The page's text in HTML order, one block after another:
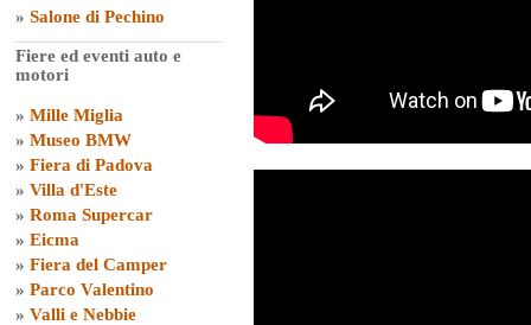
» Salone di Pechino
Fiere ed eventi auto e
motori
» Mille Miglia
» Museo BMW
» Fiera di Padova
» Villa d'Este
» Roma Supercar
» Eicma
» Fiera del Camper
» Parco Valentino
» Valli e Nebbie